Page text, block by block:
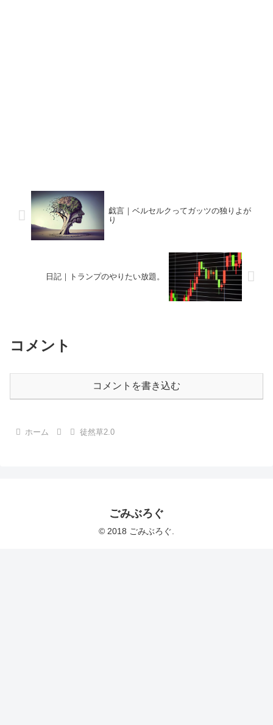
戯言｜ベルセルクってガッツの独りよが
り
日記｜トランプのやりたい放題。
コメント
コメントを書き込む
ホーム 徒然草2.0
ごみぶろぐ
© 2018 ごみぶろぐ.